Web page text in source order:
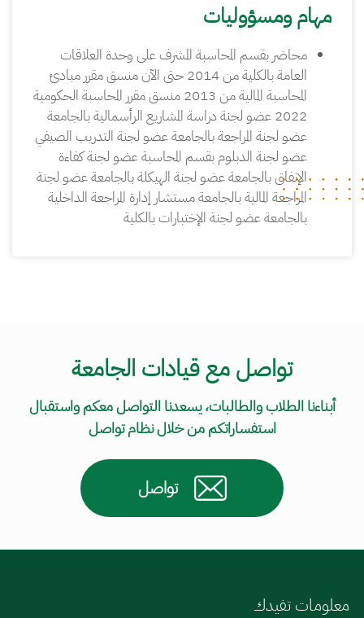
مهام ومسؤوليات
محاضر بقسم المحاسبة المشرف على وحدة العلاقات
العامة بالكلية من 2014 حتى الآن منسق مقرر مبادئ
المحاسبة المالية من 2013 منسق مقرر المحاسبة الحكومية
2022 عضو لجنة دراسة المشاريع الرأسمالية بالجامعة
عضو لجنة المراجعة بالجامعة عضو لجنة التدريب الصيفي
عضو لجنة الدبلوم بقسم المحاسبة عضو لجنة كفاءة
الإنفاق بالجامعة عضو لجنة الهيكلة بالجامعة عضو لجنة
المراجعة المالية بالجامعة مستشار إدارة المراجعة الداخلية
بالجامعة عضو لجنة الإختبارات بالكلية
تواصل مع قيادات الجامعة
أبناءنا الطلاب والطالبات، يسعدنا التواصل معكم واستقبال
استفساراتكم من خلال نظام تواصل
تواصل
معلومات تفيدك